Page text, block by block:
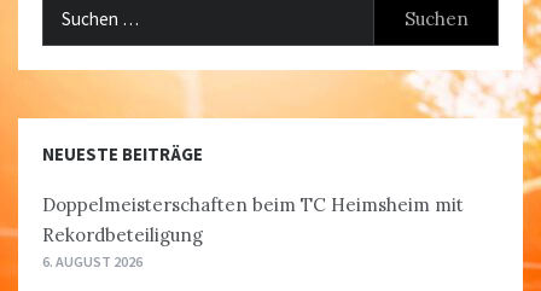
NEUESTE BEITRÄGE
Doppelmeisterschaften beim TC Heimsheim mit
Rekordbeteiligung
6. AUGUST 2026